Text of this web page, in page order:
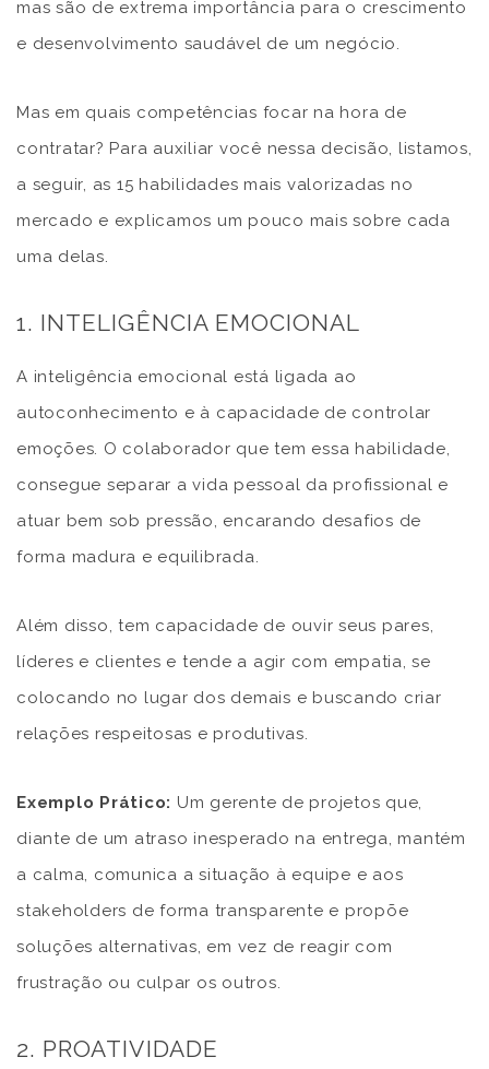
mas são de extrema importância para o crescimento
e desenvolvimento saudável de um negócio.
Mas em quais competências focar na hora de
contratar? Para auxiliar você nessa decisão, listamos,
a seguir, as 15 habilidades mais valorizadas no
mercado e explicamos um pouco mais sobre cada
uma delas.
1. INTELIGÊNCIA EMOCIONAL
A inteligência emocional está ligada ao
autoconhecimento e à capacidade de controlar
emoções. O colaborador que tem essa habilidade,
consegue separar a vida pessoal da profissional e
atuar bem sob pressão, encarando desafios de
forma madura e equilibrada.
Além disso, tem capacidade de ouvir seus pares,
líderes e clientes e tende a agir com empatia, se
colocando no lugar dos demais e buscando criar
relações respeitosas e produtivas.
Exemplo Prático: Um gerente de projetos que,
diante de um atraso inesperado na entrega, mantém
a calma, comunica a situação à equipe e aos
stakeholders de forma transparente e propõe
soluções alternativas, em vez de reagir com
frustração ou culpar os outros.
2. PROATIVIDADE